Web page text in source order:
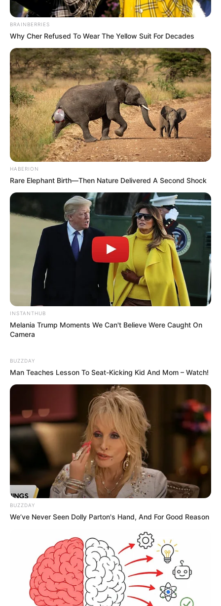
BRAINBERRIES
Why Cher Refused To Wear The Yellow Suit For Decades
HABERION
Rare Elephant Birth—Then Nature Delivered A Second Shock
INSTANTHUB
Melania Trump Moments We Can't Believe Were Caught On
Camera
BUZZDAY
Man Teaches Lesson To Seat-Kicking Kid And Mom – Watch!
BUZZDAY
We’ve Never Seen Dolly Parton's Hand, And For Good Reason